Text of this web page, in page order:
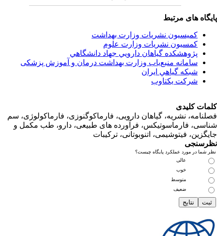
های مرتبط
کمیسیون نشریات وزارت بهداشت
کمسیون نشریات وزارت علوم
پژوهشكده گياهان دارويي جهاد دانشگاهي
سامانه منبع‌ياب وزارت بهداشت درمان و آموزش پزشکی
شبكه گياهي ايران
شرکت یکتاوب
کلیدی
نشریه، گیاهان دارویی، فارماکوگنوزی، فارماکولوژی، سم
فارماسوتیکس، فرآورده های طبیعی، دارو، طب مکمل و
فیتوشیمی، اتنوبوتانی، ترکیبات
در مورد عملکرد پایگاه چیست؟
متوسط
ضعیف